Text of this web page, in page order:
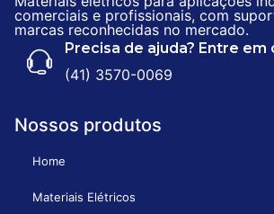
comerciais e profissionais, com
marcas reconhecidas no mercado.
Precisa de ajuda? Entre em
(41) 3570-0069
Nossos produtos
Home
Materiais Elétricos